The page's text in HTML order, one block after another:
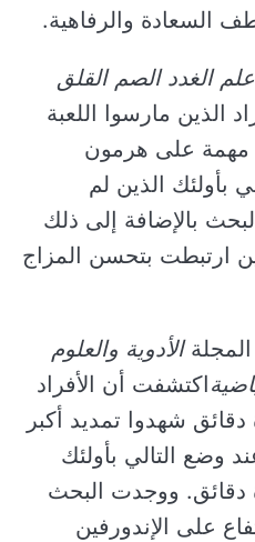
السعادة والرفاهية.
علم الغدد الصم القلق
الذين مارسوا اللعبة
مهمة على هرمون
بأولئك الذين لم
بالإضافة إلى ذلك
ارتبطت بتحسن المزاج
الأدوية والعلوم
اكتشفت أن الأفراد
دقائق شهدوا تمديد أكبر
وضع التالي بأولئك
دقائق. ووجدت البحث
على الإندورفين